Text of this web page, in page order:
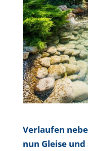
Verlaufen
nun Gleise